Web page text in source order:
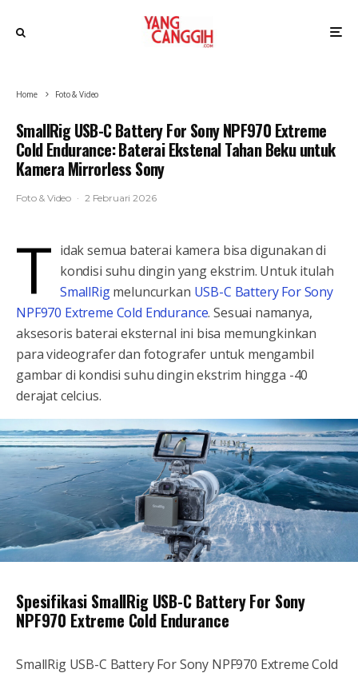
Home Foto & Video
SmallRig USB-C Battery For Sony NPF970 Extreme
Cold Endurance: Baterai Ekstenal Tahan Beku untuk
Kamera Mirrorless Sony
Foto & Video · 2 Februari 2026
T idak semua baterai kamera bisa digunakan di
kondisi suhu dingin yang ekstrim. Untuk itulah
SmallRigmeluncurkan USB-C Battery For Sony
NPF970 Extreme Cold Endurance. Sesuai namanya,
aksesoris baterai eksternal ini bisa memungkinkan
para videografer dan fotografer untuk mengambil
gambar di kondisi suhu dingin ekstrim hingga -40
derajat celcius.
Spesifikasi SmallRig USB-C Battery For Sony
NPF970 Extreme Cold Endurance
SmallRig USB-C Battery For Sony NPF970 Extreme Cold